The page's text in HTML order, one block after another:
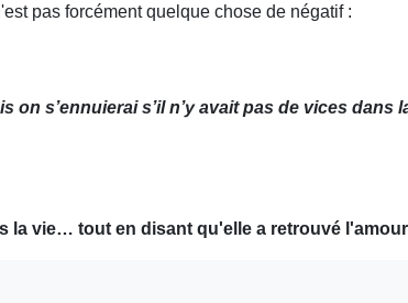
pas forcément quelque chose de négatif :
s’ennuierai s’il n’y avait pas de vices dans
la vie… tout en disant qu'elle a retrouvé